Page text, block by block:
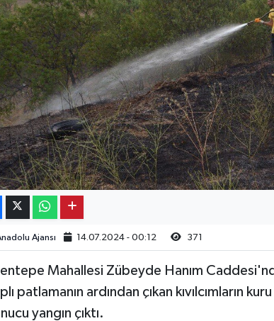
Ajansı 14.07.2024 - 00:12 371
Mahallesi Zübeyde Hanım
patlamanın ardından çıkan kıvılcımların
yangın çıktı.